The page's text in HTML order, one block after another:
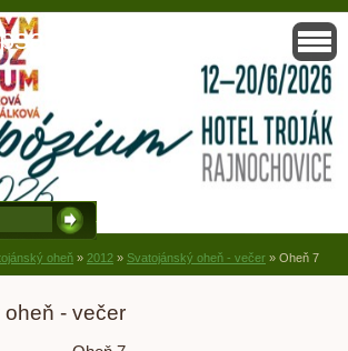
spolek, Držková
oheň » 2012 » Svatojánský oheň - večer » Oheň 7
- večer